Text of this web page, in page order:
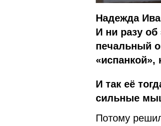
Надежда
И ни разу
печальный
«испанкой»,
И так её
сильные
Потому